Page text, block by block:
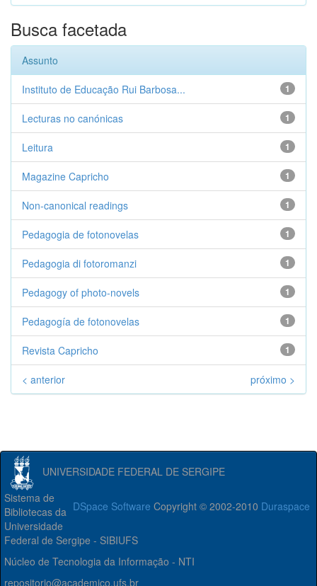
Busca facetada
Assunto
1
Instituto de Educação Rui Barbosa...
1
Lecturas no canónicas
1
Leitura
1
Magazine Capricho
1
Non-canonical readings
1
Pedagogia de fotonovelas
1
Pedagogia di fotoromanzi
1
Pedagogy of photo-novels
1
Pedagogía de fotonovelas
1
Revista Capricho
< anterior próximo >
UNIVERSIDADE FEDERAL DE SERGIPE
DSpace Software Copyright © 2002-2010 Duraspace
Sistema de
Bibliotecas da
Universidade
Federal de Sergipe - SIBIUFS
Núcleo de Tecnologia da Informação - NTI
repositorio@academico.ufs.br